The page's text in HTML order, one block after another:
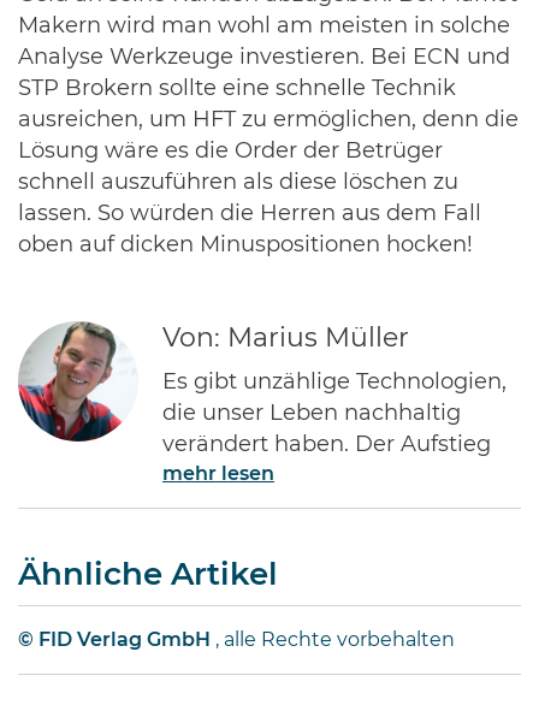
Makern wird man wohl am meisten in solche
Analyse Werkzeuge investieren. Bei ECN und
STP Brokern sollte eine schnelle Technik
ausreichen, um HFT zu ermöglichen, denn die
Lösung wäre es die Order der Betrüger
schnell auszuführen als diese löschen zu
lassen. So würden die Herren aus dem Fall
oben auf dicken Minuspositionen hocken!
Von: Marius Müller
Es gibt unzählige Technologien,
die unser Leben nachhaltig
verändert haben. Der Aufstieg
des Internets gehört ohne Frage
zu den Bedeutendsten. Namen
Bill Gates von Microsoft dürften
jedem Investor geläufig sein.
Diese Männer haben Imperien
mehr lesen
Ähnliche Artikel
© FID Verlag GmbH , alle Rechte vorbehalten